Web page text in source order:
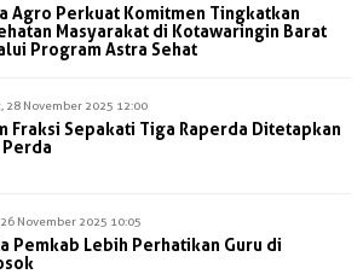
Agro Perkuat Komitmen Tingkatkan
Masyarakat di Kotawaringin Barat
Program Astra Sehat
28 November 2025 12:00
Fraksi Sepakati Tiga Raperda Ditetapkan
26 November 2025 10:05
Pemkab Lebih Perhatikan Guru di